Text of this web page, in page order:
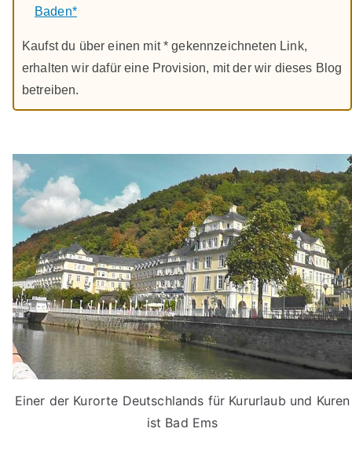
Baden*
Kaufst du über einen mit * gekennzeichneten Link,
erhalten wir dafür eine Provision, mit der wir dieses Blog
betreiben.
Einer der Kurorte Deutschlands für Kururlaub und Kuren
ist Bad Ems